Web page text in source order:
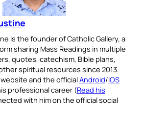
is the founder of Catholic Gallery, a
sharing Mass Readings in multiple
quotes, catechism, Bible plans,
spiritual resources since 2013.
and the officialAndroid/iOS
professional career (Read his
with him on the official social